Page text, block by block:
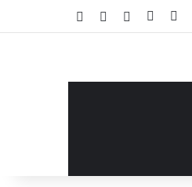
فيسبوكيوتيوب تسجيل الدخول
مقال عشوائي